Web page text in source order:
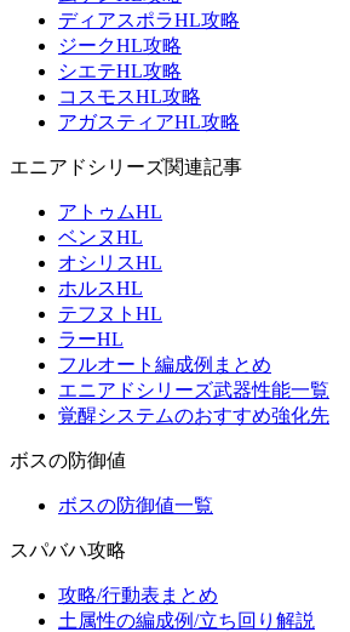
ディアスポラHL攻略
ジークHL攻略
シエテHL攻略
コスモスHL攻略
アガスティアHL攻略
エニアドシリーズ関連記事
アトゥムHL
ベンヌHL
オシリスHL
ホルスHL
テフヌトHL
ラーHL
フルオート編成例まとめ
エニアドシリーズ武器性能一覧
覚醒システムのおすすめ強化先
ボスの防御値
ボスの防御値一覧
スパバハ攻略
攻略/行動表まとめ
土属性の編成例/立ち回り解説